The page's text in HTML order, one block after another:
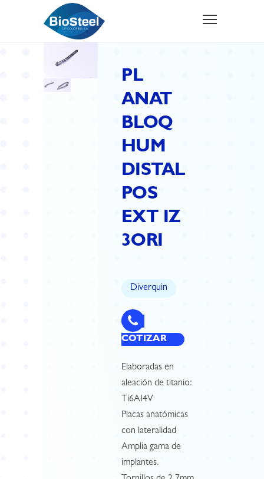
PL
ANAT
BLOQ
HUM
DISTAL
POS
EXT IZ
3ORI
Diverquin
COTIZAR
Elaboradas en
aleación de titanio:
Ti6AI4V
Placas anatómicas
con lateralidad
Amplia gama de
implantes.